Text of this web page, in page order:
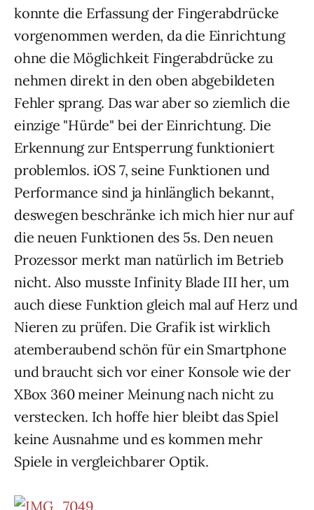
konnte die Erfassung der Fingerabdrücke
vorgenommen werden, da die Einrichtung
ohne die Möglichkeit Fingerabdrücke zu
nehmen direkt in den oben abgebildeten
Fehler sprang. Das war aber so ziemlich die
einzige "Hürde" bei der Einrichtung. Die
Erkennung zur Entsperrung funktioniert
problemlos. iOS 7, seine Funktionen und
Performance sind ja hinlänglich bekannt,
deswegen beschränke ich mich hier nur auf
die neuen Funktionen des 5s. Den neuen
Prozessor merkt man natürlich im Betrieb
nicht. Also musste Infinity Blade III her, um
auch diese Funktion gleich mal auf Herz und
Nieren zu prüfen. Die Grafik ist wirklich
atemberaubend schön für ein Smartphone
und braucht sich vor einer Konsole wie der
XBox 360 meiner Meinung nach nicht zu
verstecken. Ich hoffe hier bleibt das Spiel
keine Ausnahme und es kommen mehr
Spiele in vergleichbarer Optik.